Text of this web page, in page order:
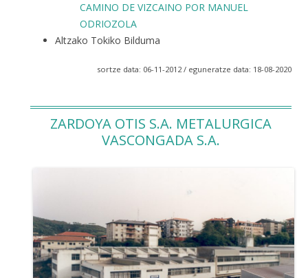
CAMINO DE VIZCAINO POR MANUEL
ODRIOZOLA
Altzako Tokiko Bilduma
sortze data: 06-11-2012 / eguneratze data: 18-08-2020
ZARDOYA OTIS S.A. METALURGICA
VASCONGADA S.A.